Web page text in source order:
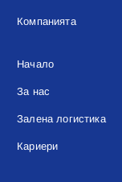
Компанията
Начало
За нас
Залена логистика
Кариери